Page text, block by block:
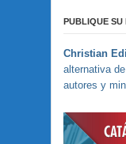
PUBLIQUE SU
Christian
alternativa
autores y